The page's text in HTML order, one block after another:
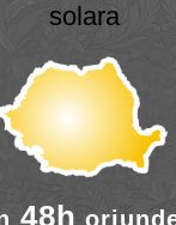
solara
48h